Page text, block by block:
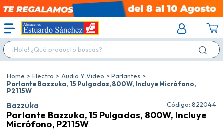
¡Hola! ¿Qué producto buscas?
Electro Audio Y Video
Parlantes
Parlante Bazzuka, 15 Pulgadas, 800W, Incluye Micrófono,
P2115W
Bazzuka : 822044
Parlante Bazzuka, 15 Pulgadas, 800W, Incluye
Micrófono, P2115W